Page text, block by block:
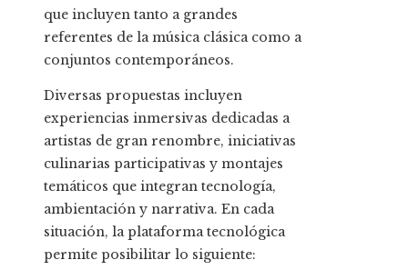
que incluyen tanto a grandes
referentes de la música clásica como a
conjuntos contemporáneos.
Diversas propuestas incluyen
experiencias inmersivas dedicadas a
artistas de gran renombre, iniciativas
culinarias participativas y montajes
temáticos que integran tecnología,
ambientación y narrativa. En cada
situación, la plataforma tecnológica
permite posibilitar lo siguiente: